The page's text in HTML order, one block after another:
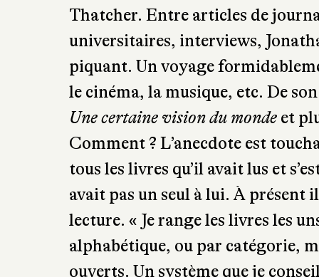
Thatcher. Entre articles de
universitaires, interviews,
piquant. Un voyage
le cinéma, la musique, etc. De
Une certaine vision du mondeet
Comment ? L’anecdote est
tous les livres qu’il avait lus et
avait pas un seul à lui. À présent
lecture. « Je range les livres les
alphabétique, ou par catégorie,
ouverts. Un système que je